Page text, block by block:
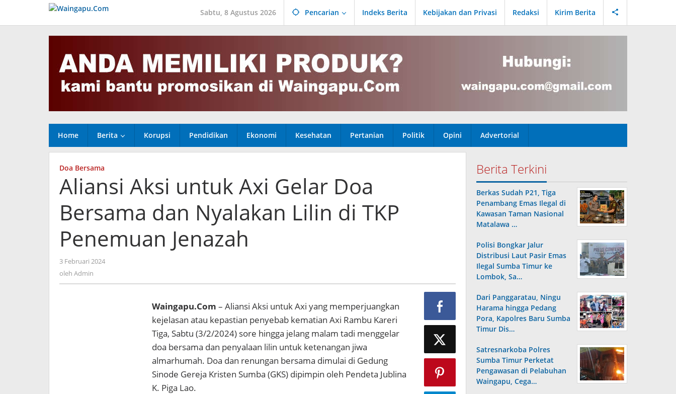
konten
Sabtu, 8 Agustus 2026 Pencarian Indeks Berita Kebijakan dan Privasi Redaksi Kirim Berita
Home Berita Korupsi Pendidikan Ekonomi Kesehatan Pertanian Politik Opini Advertorial
Doa Bersama
Aliansi Aksi untuk Axi Gelar Doa
Bersama dan Nyalakan Lilin di TKP
Penemuan Jenazah
3 Februari 2024
oleh Admin
Waingapu.Com – Aliansi Aksi untuk Axi yang memperjuangkan
kejelasan atau kepastian penyebab kematian Axi Rambu Kareri
Tiga, Sabtu (3/2/2024) sore hingga jelang malam tadi menggelar
doa bersama dan penyalaan lilin untuk ketenangan jiwa
almarhumah. Doa dan renungan bersama dimulai di Gedung
Sinode Gereja Kristen Sumba (GKS) dipimpin oleh Pendeta Jublina
K. Piga Lao.
Berita Terkini
Berkas Sudah P21, Tiga
Penambang Emas Ilegal di
Kawasan Taman Nasional
Matalawa …
Polisi Bongkar Jalur
Distribusi Laut Pasir Emas
Ilegal Sumba Timur ke
Lombok, Sa…
Dari Panggaratau, Ningu
Harama hingga Pedang
Pora, Kapolres Baru Sumba
Timur Dis…
Satresnarkoba Polres
Sumba Timur Perketat
Pengawasan di Pelabuhan
Waingapu, Cega…